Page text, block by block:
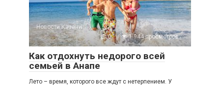
Новости Казани
0
1 944 просмотров
Как отдохнуть недорого всей
семьей в Анапе
Лето – время, которого все ждут с нетерпением. У